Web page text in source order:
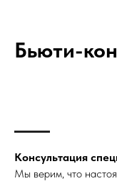
Бьюти-
Консультация
Мы верим, что